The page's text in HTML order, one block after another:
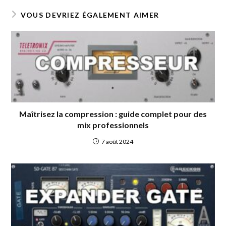
b
o
o
k
er l
g
er
VOUS DEVRIEZ ÉGALEMENT AIMER
Maîtrisez la compression : guide complet pour des
mix professionnels
7 août 2024